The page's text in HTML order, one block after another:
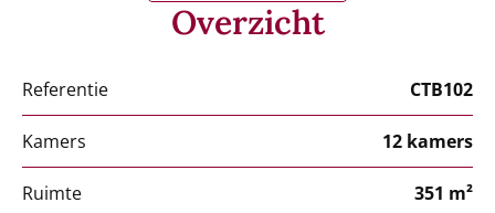
Overzicht
Referentie CTB102
Kamers 12 kamers
Ruimte 351 m²